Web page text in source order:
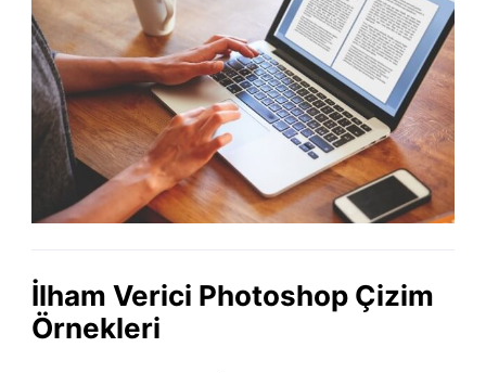
İlham Verici Photoshop Çizim
Örnekleri